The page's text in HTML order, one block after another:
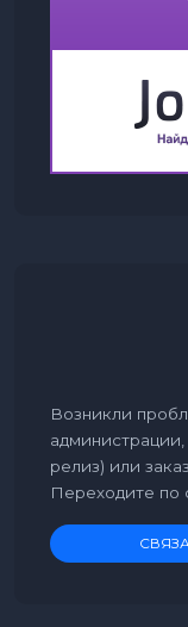
Возникли
релиз) или
Переходите по